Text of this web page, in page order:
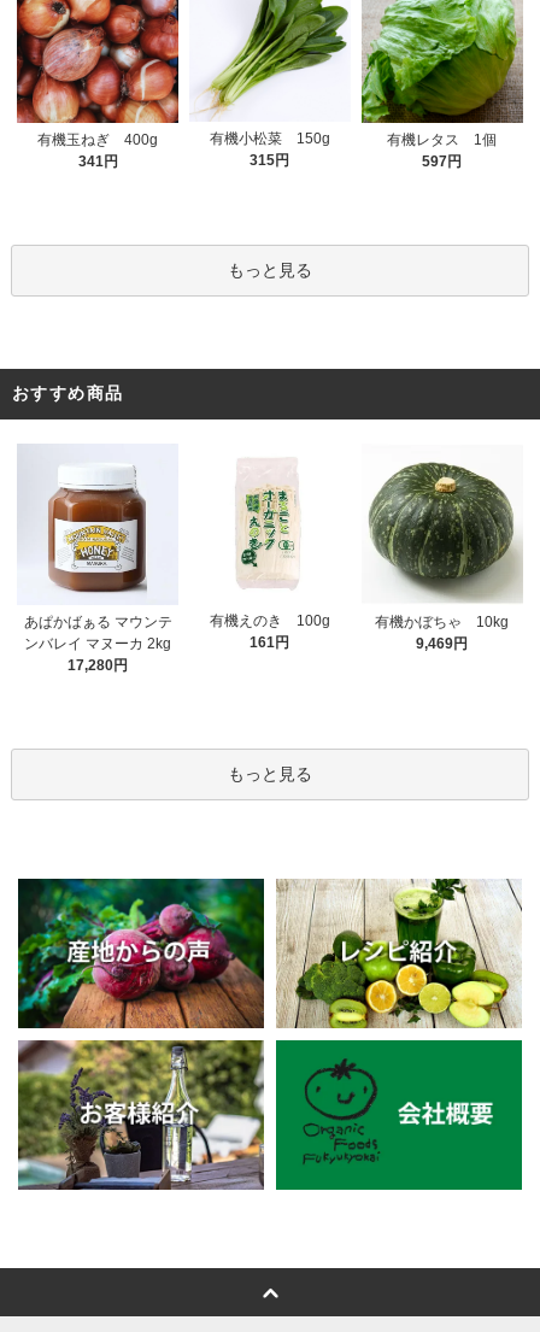
有機玉ねぎ 400g
341円
有機小松菜 150g
315円
有機レタス 1個
597円
もっと見る
おすすめ商品
あぱかばぁる マウンテ
ンバレイ マヌーカ 2kg
17,280円
有機えのき 100g
161円
有機かぼちゃ 10kg
9,469円
もっと見る